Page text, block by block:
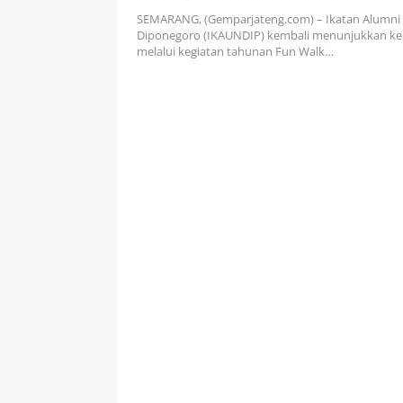
Dimeriahkan Senam dan Artis
serta Lomba Vlog Instagram
SEMARANG, (Gemparjateng.com) – Ikatan
Diponegoro (IKAUNDIP) kembali menunjukkan
melalui kegiatan tahunan Fun Walk…